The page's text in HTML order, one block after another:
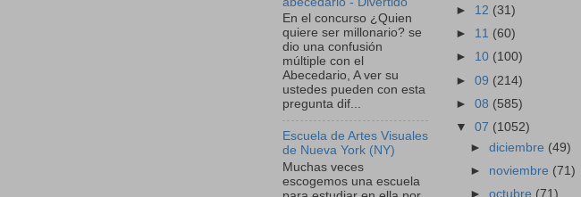
En el concurso ¿Quien
quiere ser millonario? se
dio una confusión
múltiple con el
Abecedario, A ver su
ustedes pueden con esta
pregunta dif...
Escuela de Artes Visuales
de Nueva York (NY)
Muchas veces
escogemos una escuela
► 12 (31)
► 11 (60)
► 10 (100)
► 09 (214)
► 08 (585)
▼ 07 (1052)
►diciembre (49)
► noviembre (71)
►octubre (71)